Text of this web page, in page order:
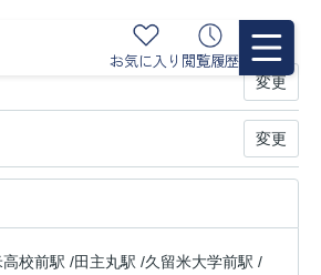
お気に入り 閲覧履歴
の賃貸物件一覧
変更
変更
校前駅 /田主丸駅 /久留米大学前駅 /